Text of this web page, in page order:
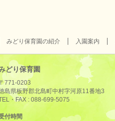
みどり保育園の紹介 入園案内
どり保育園
771-0203
島県板野郡北島町中村字河原11番地3
・FAX : 088-699-5075
付時間